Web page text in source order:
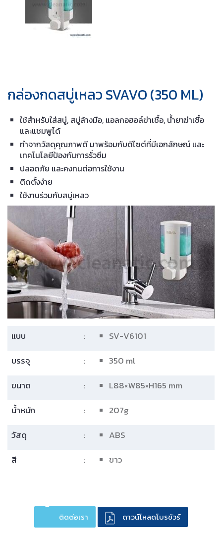
กล่องกดสบู่เหลว SVAVO (350 ML)
ใช้สำหรับใส่สบู่, สบู่ล้างมือ, แอลกอฮอล์ฆ่าเชื้อ, น้ำยาฆ่าเชื้อ
และแชมพูได้
ทำจากวัสดุคุณภาพดี มาพร้อมกับดีไซต์ที่มีเอกลักษณ์ และ
เทคโนโลยีป้องกันการรั่วซึม
ปลอดภัย และคงทนต่อการใช้งาน
ติดตั้งง่าย
ใช้งานร่วมกับสบู่เหลว
แบบ :
SV-V6101
บรรจุ
:
350 ml
ขนาด
:
L88×W85×H165 mm
น้ำหนัก
:
207g
วัสดุ
:
ABS
สี
: ขาว
ติดต่อเรา ดาวน์โหลดโบรชัวร์